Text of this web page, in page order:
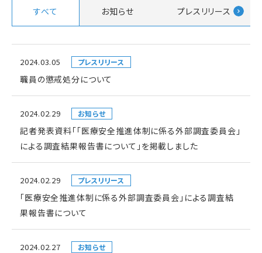
すべて お知らせ プレスリリース
2024.03.05 プレスリリース
職員の懲戒処分について
2024.02.29 お知らせ
記者発表資料「「医療安全推進体制に係る外部調査委員会」
による調査結果報告書について」を掲載しました
2024.02.29 プレスリリース
「医療安全推進体制に係る外部調査委員会」による調査結
果報告書について
2024.02.27 お知らせ